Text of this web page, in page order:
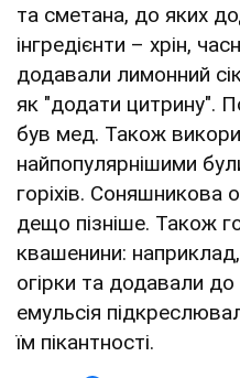
та сметана, до яких
інгредієнти – хрін,
додавали лимонний
як "додати цитрину".
був мед. Також
найпопулярнішими
горіхів. Соняшникова
дещо пізніше. Також
квашенини:
огірки та додавали
емульсія
їм пікантності.